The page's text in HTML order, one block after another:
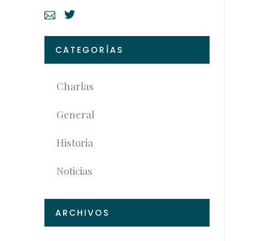
CATEGORÍAS
Charlas
General
Historia
Noticias
ARCHIVOS